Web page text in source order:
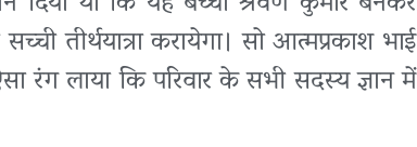
तीर्थयात्रा करायेगा। सो आत्मप्रकाश भाई
रंग लाया कि परिवार के सभी सदस्य ज्ञान में